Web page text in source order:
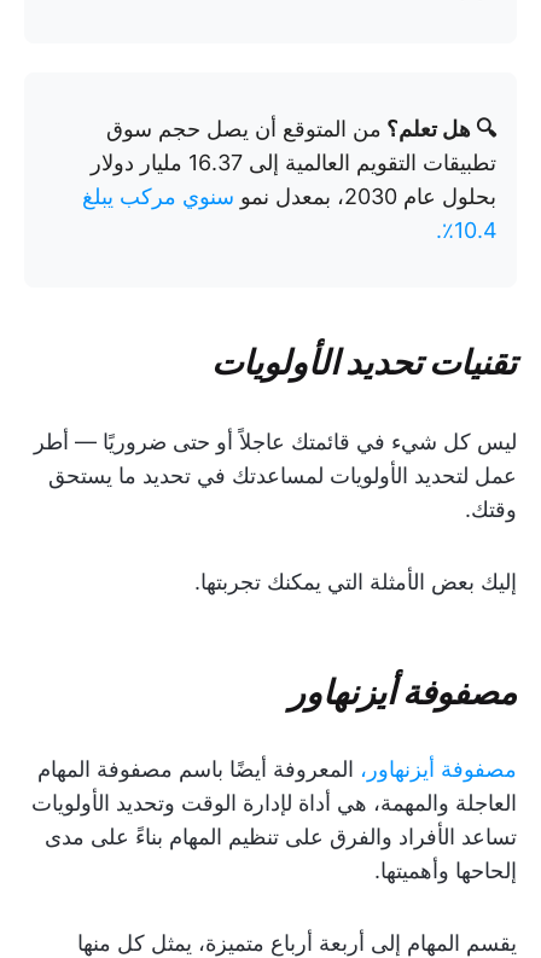
🔍 هل تعلم؟ من المتوقع أن يصل حجم سوق
تطبيقات التقويم العالمية إلى 16.37 مليار دولار
بحلول عام 2030، بمعدل نمو
سنوي مركب يبلغ
10.4٪.
تقنيات تحديد الأولويات
ليس كل شيء في قائمتك عاجلاً أو حتى ضروريًا — أطر
عمل لتحديد الأولويات لمساعدتك في تحديد ما يستحق
وقتك.
إليك بعض الأمثلة التي يمكنك تجربتها.
مصفوفة أيزنهاور
مصفوفة أيزنهاور، المعروفة أيضًا باسم مصفوفة المهام
العاجلة والمهمة، هي أداة لإدارة الوقت وتحديد الأولويات
تساعد الأفراد والفرق على تنظيم المهام بناءً على مدى
إلحاحها وأهميتها.
يقسم المهام إلى أربعة أرباع متميزة، يمثل كل منها